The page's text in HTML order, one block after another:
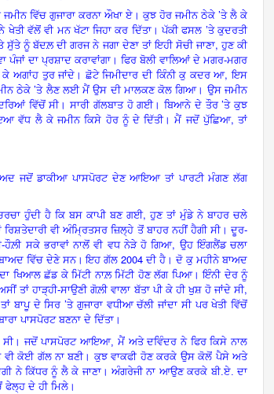
ਜਮੀਨ ਵਿੱਚ ਗੁਜਾਰਾ ਕਰਨਾ ਔਖਾ ਏ। ਕੁਝ ਹੋਰ ਜਮੀਨ ਠੇਕੇ ’ਤੇ ਲੈ ਕੇ
ਵੱਲੋਂ ਵੀ ਮਨ ਖੱਟਾ ਜਿਹਾ ਕਰ ਦਿੱਤਾ। ਪੱਕੀ ਫਸਲ ’ਤੇ ਕੁਦਰਤੀ
ਸੁੱਤੇ ਨੂੰ ਬੱਦਲ਼ ਦੀ ਗਰਜ ਨੇ ਜਗਾ ਦੇਣਾ ਤਾਂ ਇਹੀ ਸੋਚੀ ਜਾਣਾ, ਹੁਣ ਕੀ
ਪੰਜਾਂ ਦਾ ਪ੍ਰਸ਼ਾਦ ਕਰਾਵਾਂਗਾ। ਫਿਰ ਬੋਲੀ ਵਾਲਿਆਂ ਦੇ ਮਗਰ-ਮਗਰ
ਅਗਾਂਹ ਤੁਰ ਜਾਂਦੇ। ਛੋਟੇ ਜਿਮੀਦਾਰ ਦੀ ਕਿੰਨੀ ਕੁ ਕਦਰ ਆ,ਇਸ
ਠੇਕੇ’ਤੇ ਲੈਣ ਲਈ ਮੈਂ ਉਸ ਦੀ ਮਾਲਕਣ ਕੋਲ ਗਿਆ। ਉਸ ਜਮੀਨ
ਵਿੱਚੋਂ ਸੀ। ਸਾਰੀ ਗੱਲਬਾਤ ਹੋ ਗਈ। ਬਿਆਨੇ ਦੇ ਤੌਰ’ਤੇ ਕੁਝ
ਵੱਧ ਲੈ ਕੇ ਜਮੀਨ ਕਿਸੇ ਹੋਰ ਨੂੰ ਦੇ ਦਿੱਤੀ। ਮੈਂ ਜਦੋਂ ਪੁੱਛਿਆ,ਤਾਂ
ਜਦੋਂ ਡਾਕੀਆ ਪਾਸਪੋਰਟ ਦੇਣ ਆਇਆ ਤਾਂ ਪਾਰਟੀ ਮੰਗਣ ਲੱਗ
ਹੁੰਦੀ ਹੈ ਕਿ ਬਸ ਕਾਪੀ ਬਣ ਗਈ,ਹੁਣ ਤਾਂ ਮੁੰਡੇ ਨੇ ਬਾਹਰ ਚਲੇ
ਰਿਸ਼ਤੇਦਾਰੀ ਵੀ ਅੰਮ੍ਰਿਤਸਰ ਜ਼ਿਲ੍ਹੇ ਤੋਂ ਬਾਹਰ ਨਹੀਂ ਹੈਗੀ ਸੀ। ਦੂਰ-
ਹੌਲ਼ੀ ਸਕੇ ਭਰਾਵਾਂ ਨਾਲੋਂ ਵੀ ਵਧ ਨੇੜੇ ਹੋ ਗਿਆ, ਉਹ ਇੰਗਲੈਂਡ ਚਲਾ
ਵਿੱਚ ਦੇਣੇ ਸਨ।ਇਹ ਗੱਲ 2004ਦੀ ਹੈ। ਦੋਕੁ ਮਹੀਨੇ ਬਾਅਦ
ਖਿਆਲ ਛੱਡ ਕੇ ਮਿੱਟੀ ਨਾਲ਼ ਮਿੱਟੀ ਹੋਣ ਲੱਗ ਪਿਆ। ਇੰਨੀ ਦੇਰ ਨੂੰ
ਤਾਂ ਹਾੜ੍ਹੀ-ਸਾਉਣੀ ਗੋਲ਼ੀ ਵਾਲਾ ਬੱਤਾ ਪੀ ਕੇ ਹੀ ਖੁਸ਼ ਹੋ ਜਾਂਦੇ ਸੀ,
ਬਾਪੂ ਦੇ ਸਿਰ’ਤੇ ਗੁਜਾਰਾ ਵਧੀਆ ਚੱਲੀ ਜਾਂਦਾ ਸੀ ਪਰ ਖੇਤੀ ਵਿੱਚੋਂ
ਪਾਸਪੋਰਟ ਬਣਨਾ ਦੇ ਦਿੱਤਾ।
ਜਦੋਂ ਪਾਸਪੋਰਟ ਆਇਆ, ਮੈਂ ਅਤੇ ਦਵਿੰਦਰ ਨੇ ਫਿਰ ਕਿਸੇ ਨਾਲ
ਵੀ ਕੋਈ ਗੱਲ ਨਾ ਬਣੀ। ਕੁਝ ਵਾਕਫੀ ਹੋਣ ਕਰਕੇ ਉਸ ਕੋਲੋਂ ਪੈਸੇ ਅਤੇ
ਨੇ ਕਿੱਧਰ ਨੂੰ ਲੈ ਕੇ ਜਾਣਾ। ਅੰਗਰੇਜੀ ਨਾ ਆਉਣ ਕਰਕੇ ਬੀ.ਏ. ਦਾ
ਫੇਲ੍ਹ ਦੇ ਹੀ ਮਿਲੇ।